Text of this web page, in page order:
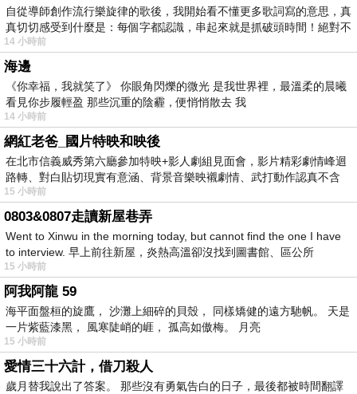
自從導師創作流行樂旋律的歌後，我開始看不懂更多歌詞寫的意思，真
真切切感受到什麼是：每個字都認識，串起來就是抓破頭時間！絕對不
14 小時前
海邊
《你幸福，我就笑了》 你眼角閃爍的微光 是我世界裡，最溫柔的晨曦
看見你步履輕盈 那些沉重的陰霾，便悄悄散去 我
14 小時前
網紅老爸_國片特映和映後
在北市信義威秀第六廳參加特映+影人劇組見面會，影片精彩劇情峰迴
路轉、對白貼切現實有意涵、背景音樂映襯劇情、武打動作認真不含
糊、
15 小時前
0803&0807走讀新屋巷弄
Went to Xinwu in the morning today, but cannot find the one I have
to interview. 早上前往新屋，炎熱高溫卻沒找到圖書館、區公所
15 小時前
阿我阿龍 59
海平面盤桓的旋鷹， 沙灘上細碎的貝殼， 同樣矯健的遠方馳帆。 天是
一片紫藍漆黑， 風寒陡峭的崕， 孤高如傲梅。 月亮
15 小時前
愛情三十六計，借刀殺人
歲月替我說出了答案。 那些沒有勇氣告白的日子，最後都被時間翻譯